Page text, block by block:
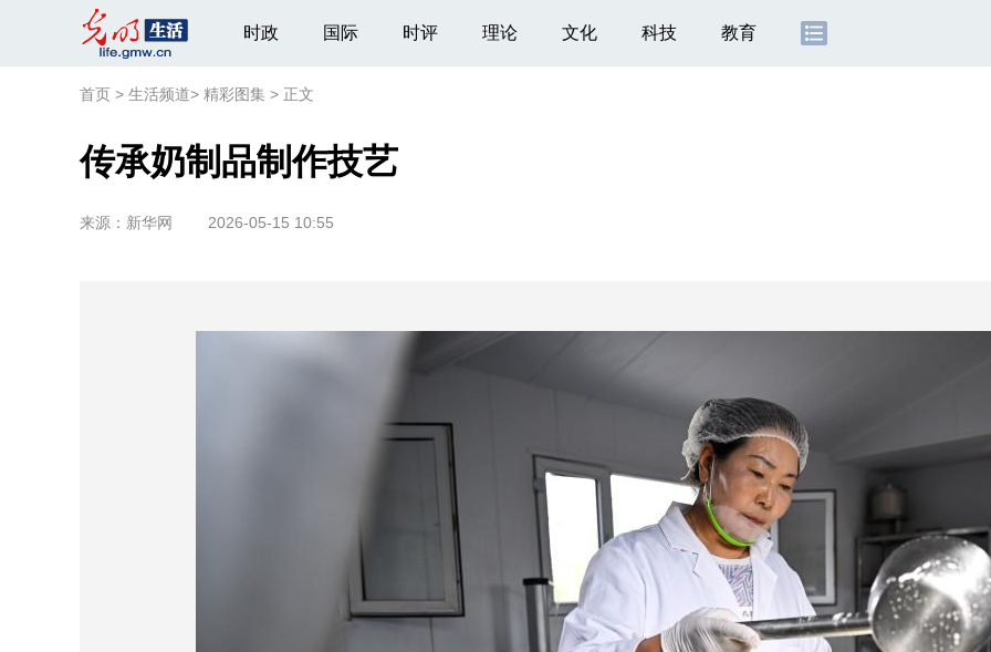
时政 国际 时评 理论 文化 科技 教育
首页 > 生活频道> 精彩图集 > 正文
传承奶制品制作技艺
来源： 新华网 2026-05-15 10:55